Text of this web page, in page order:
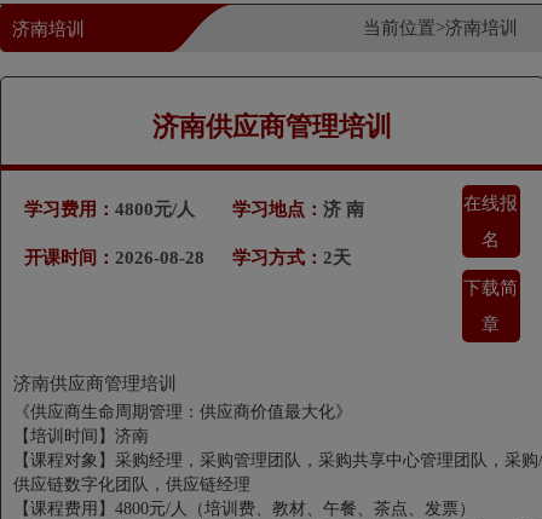
航
济南培训 当前位置>济南培训
济南供应商管理培训
学习费用：4800元/人
开课时间： 2026-08-28
学习地点： 济 南
学习方式： 2天
在线报
名
下载简
章
济南供应商管理培训
《供应商生命周期管理：供应商价值最大化》
【培训时间】济南
【课程对象】采购经理，采购管理团队，采购共享中心管理团队，采购/
供应链数字化团队，供应链经理
【课程费用】4800元/人（培训费、教材、午餐、茶点、发票）